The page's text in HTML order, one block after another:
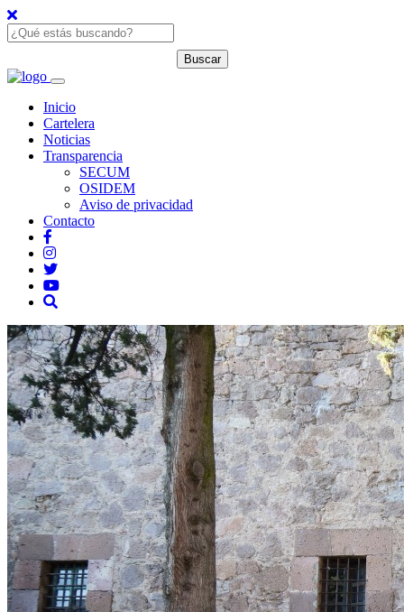
Inicio
Cartelera
Noticias
Transparencia
SECUM
OSIDEM
Aviso de privacidad
Contacto